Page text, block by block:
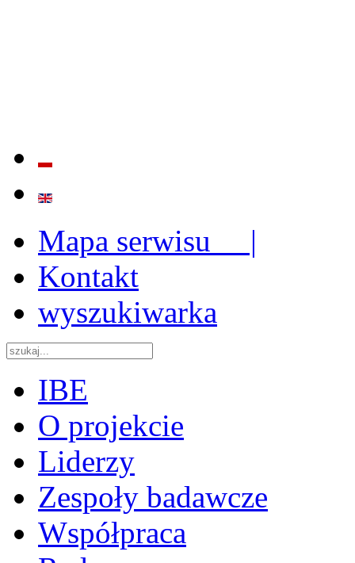
Mapa serwisu |
Kontakt
wyszukiwarka
IBE
O projekcie
Liderzy
Zespoły badawcze
Współpraca